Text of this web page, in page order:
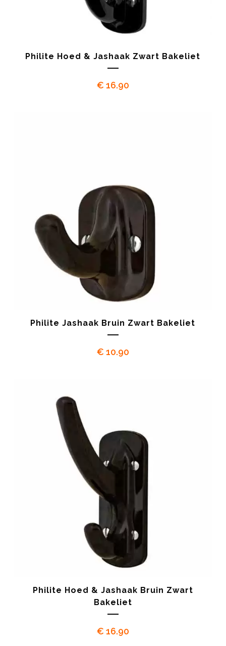
Philite Hoed & Jashaak Zwart Bakeliet
€ 16.90
Philite Jashaak Bruin Zwart Bakeliet
€ 10.90
Philite Hoed & Jashaak Bruin Zwart
Bakeliet
€ 16.90